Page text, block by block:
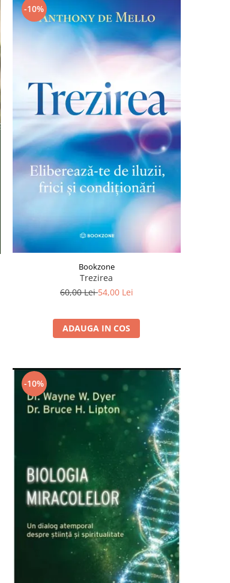
-10%
Bookzone
Trezirea
60,00 Lei54,00 Lei
ADAUGA IN COS
-10%